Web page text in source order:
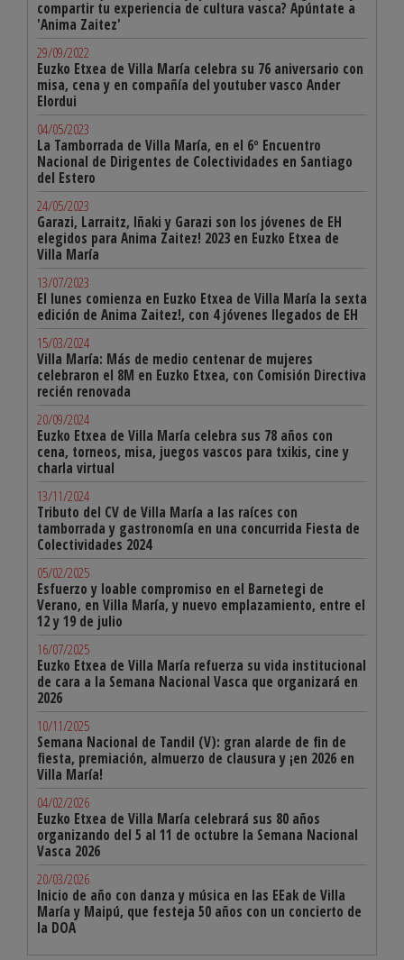
compartir tu experiencia de cultura vasca? Apúntate a
'Anima Zaitez'
29/09/2022
Euzko Etxea de Villa María celebra su 76 aniversario con
misa, cena y en compañía del youtuber vasco Ander
Elordui
04/05/2023
La Tamborrada de Villa María, en el 6º Encuentro
Nacional de Dirigentes de Colectividades en Santiago
del Estero
24/05/2023
Garazi, Larraitz, Iñaki y Garazi son los jóvenes de EH
elegidos para Anima Zaitez! 2023 en Euzko Etxea de
Villa María
13/07/2023
El lunes comienza en Euzko Etxea de Villa María la sexta
edición de Anima Zaitez!, con 4 jóvenes llegados de EH
15/03/2024
Villa María: Más de medio centenar de mujeres
celebraron el 8M en Euzko Etxea, con Comisión Directiva
recién renovada
20/09/2024
Euzko Etxea de Villa María celebra sus 78 años con
cena, torneos, misa, juegos vascos para txikis, cine y
charla virtual
13/11/2024
Tributo del CV de Villa María a las raíces con
tamborrada y gastronomía en una concurrida Fiesta de
Colectividades 2024
05/02/2025
Esfuerzo y loable compromiso en el Barnetegi de
Verano, en Villa María, y nuevo emplazamiento, entre el
12 y 19 de julio
16/07/2025
Euzko Etxea de Villa María refuerza su vida institucional
de cara a la Semana Nacional Vasca que organizará en
2026
10/11/2025
Semana Nacional de Tandil (V): gran alarde de fin de
fiesta, premiación, almuerzo de clausura y ¡en 2026 en
Villa María!
04/02/2026
Euzko Etxea de Villa María celebrará sus 80 años
organizando del 5 al 11 de octubre la Semana Nacional
Vasca 2026
20/03/2026
Inicio de año con danza y música en las EEak de Villa
María y Maipú, que festeja 50 años con un concierto de
la DOA